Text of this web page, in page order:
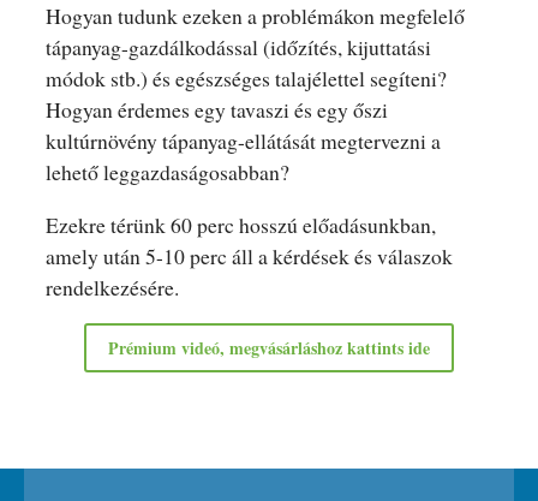
Hogyan tudunk ezeken a problémákon megfelelő
tápanyag-gazdálkodással (időzítés, kijuttatási
módok stb.) és egészséges talajélettel segíteni?
Hogyan érdemes egy tavaszi és egy őszi
kultúrnövény tápanyag-ellátását megtervezni a
lehető leggazdaságosabban?
Ezekre térünk 60 perc hosszú előadásunkban,
amely után 5-10 perc áll a kérdések és válaszok
rendelkezésére.
Prémium videó, megvásárláshoz kattints ide